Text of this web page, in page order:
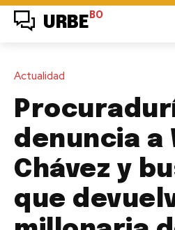
URBE BO
Actualidad
denuncia a
Chávez y
que